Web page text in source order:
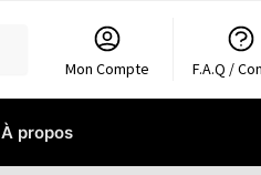
Mon Compte F.A.Q /
À propos